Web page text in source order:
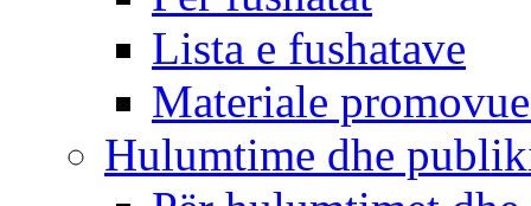
Lista e fushatave
Materiale
Hulumtime dhe